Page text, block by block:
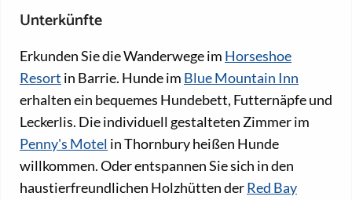
Unterkünfte
Erkunden Sie die Wanderwege im Horseshoe
Resort in Barrie. Hunde im Blue Mountain Inn
erhalten ein bequemes Hundebett, Futternäpfe und
Leckerlis. Die individuell gestalteten Zimmer im
Penny's Motel in Thornbury heißen Hunde
willkommen. Oder entspannen Sie sich in den
haustierfreundlichen Holzhütten derRed Bay